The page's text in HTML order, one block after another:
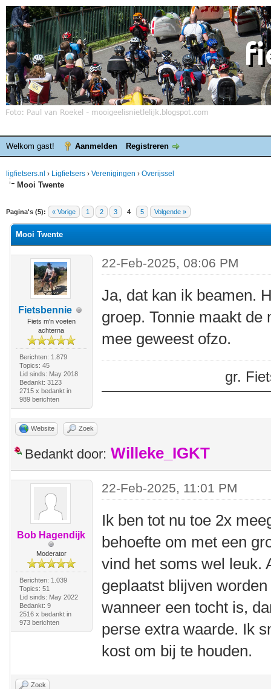
Welkom gast! Aanmelden Registreren
ligfietsers.nl › Ligfietsers › Verenigingen › Overijssel
Mooi Twente
Pagina's (5): « Vorige 1 2 3 4 5 Volgende »
waardering is 0
Mooi Twente
Fietsbennie
Fiets m'n voeten
achterna
Berichten: 1.879
Topics: 45
Lid sinds: May 2018
Bedankt: 3123
2715 x bedankt in
989 berichten
22-Feb-2025, 08:06 PM
Ja, dat kan ik beamen.
groep. Tonnie maakt
mee geweest ofzo.
gr.
Website Zoek
Bedankt door: Willeke_IGKT
Bob Hagendijk
Moderator
Berichten: 1.039
Topics: 51
Lid sinds: May 2022
Bedankt: 9
2516 x bedankt in
973 berichten
22-Feb-2025, 11:01 PM
Ik ben tot nu toe 2x
behoefte om met een
vind het soms wel leuk.
geplaatst blijven
wanneer een tocht is,
perse extra waarde. Ik
kost om bij te houden.
Zoek